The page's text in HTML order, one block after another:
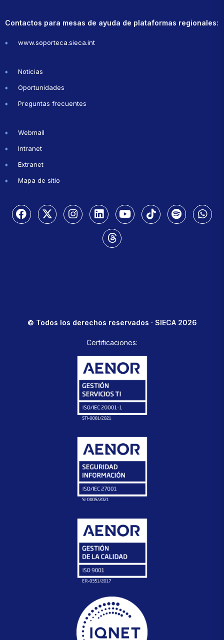
Contactos para mesas de ayuda de plataformas regionales:
www.soporteca.sieca.int
Noticias
Oportunidades
Preguntas frecuentes
Webmail
Intranet
Extranet
Mapa de sitio
© Todos los derechos reservados · SIECA 2026
Certificaciones: